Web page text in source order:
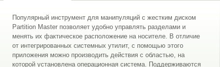
Популярный инструмент для манипуляций с жестким диском
Partition Master позволяет удобно управлять разделами и
менять их фактическое расположение на носителе. В отличие
от интегрированных системных утилит, с помощью этого
приложения можно производить действия с областью, на
которой установлена операционная система. Поддерживаются